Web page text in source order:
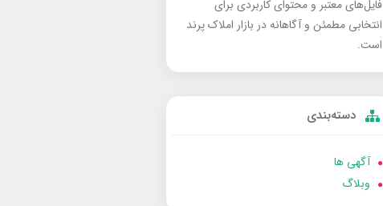
فایل‌های معتبر و محتوای کاربردی برای
انتخابی مطمئن و آگاهانه در بازار املاک پرند
است.
دسته‌بندی
آگهی ها
وبلاگ